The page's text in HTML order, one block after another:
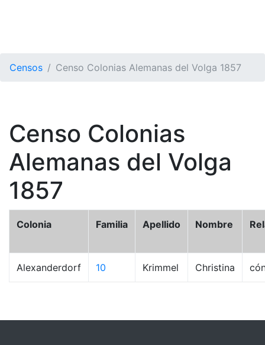
Censos Censo Colonias Alemanas del Volga 1857
Censo Colonias
Alemanas del Volga
1857
Colonia Familia Apellido Nombre
Alexanderdorf 10 Krimmel Christina